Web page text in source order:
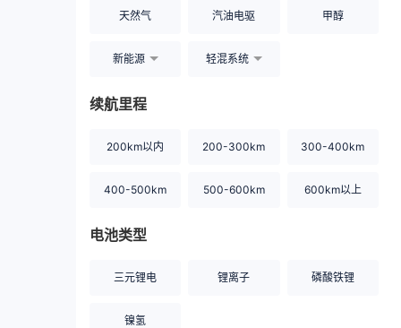
天然气 汽油电驱 甲醇
新能源 轻混系统
续航里程
200km以内 200-300km 300-400km
400-500km 500-600km 600km以上
电池类型
三元锂电 锂离子 磷酸铁锂
镍氢